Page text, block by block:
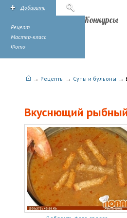
Добавить
Рецепт
Мастер-класс
Фото
Конкурсы
→ Рецепты → Супы и бульоны →
Вкуснющий